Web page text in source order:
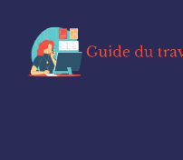
contenu